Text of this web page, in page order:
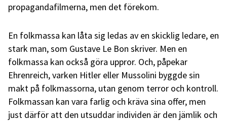
propagandafilmerna, men det förekom.
En folkmassa kan låta sig ledas av en skicklig ledare, en
stark man, som Gustave Le Bon skriver. Men en
folkmassa kan också göra uppror. Och, påpekar
Ehrenreich, varken Hitler eller Mussolini byggde sin
makt på folkmassorna, utan genom terror och kontroll.
Folkmassan kan vara farlig och kräva sina offer, men
just därför att den utsuddar individen är den jämlik och